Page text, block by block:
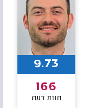
9.73
166
חוות דעת